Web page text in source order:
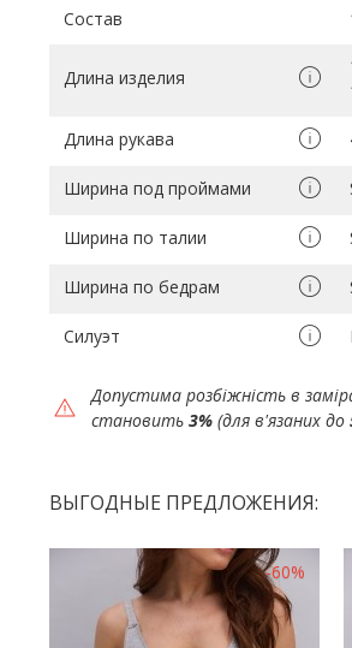
Состав
Длина изделия
Длина рукава
Ширина под проймами
Ширина по талии
Ширина по бедрам
Силуэт
Допустима розбіжність в
становить 3% (для в'язаних до
ВЫГОДНЫЕ ПРЕДЛОЖЕНИЯ:
-60%